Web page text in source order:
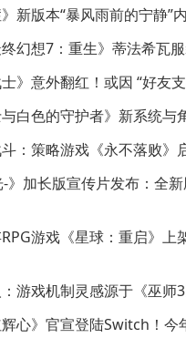
新版本“暴风雨前的宁静”
幻想7：重生》蒂法希瓦
》意外翻红！或因 “好友
与白色的守护者》新系统与
：策略游戏《永不落败》
-》加长版宣传片发布：全
游戏《星球：重启》上
游戏机制灵感源于《巫师3
心》官宣登陆Switch！今